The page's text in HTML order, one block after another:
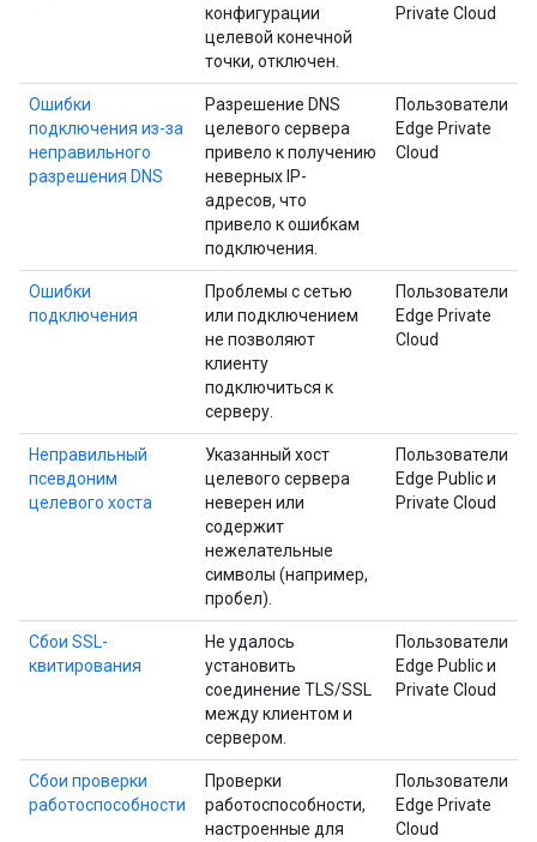
конфигурации
целевой конечной
точки, отключен.
Private Cloud
Ошибки
подключения из-за
неправильного
разрешения DNS
Разрешение DNS
целевого сервера
привело к получению
неверных IP-
адресов, что
привело к ошибкам
подключения.
Пользователи
Edge Private
Cloud
Ошибки
подключения
Проблемы с сетью
или подключением
не позволяют
клиенту
подключиться к
серверу.
Пользователи
Edge Private
Cloud
Неправильный
псевдоним
целевого хоста
Указанный хост
целевого сервера
неверен или
содержит
нежелательные
символы (например,
пробел).
Пользователи
Edge Public и
Private Cloud
Сбои SSL-
квитирования
Не удалось
установить
соединение TLS/SSL
между клиентом и
сервером.
Пользователи
Edge Public и
Private Cloud
Сбои проверки
работоспособности
Проверки
работоспособности,
настроенные для
Пользователи
Edge Private
Cloud